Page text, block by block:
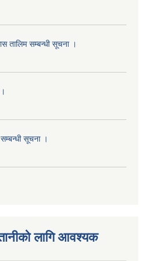
तालिम सम्बन्धी सूचना ‌।
सूचना ।
लागि आवश्यक